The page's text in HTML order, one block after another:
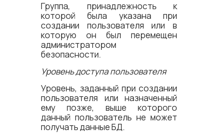
Группа, принадлежность к
которой была указана при
создании пользователя или в
которую он был перемещен
администратором
безопасности.
Уровень доступа пользователя
Уровень, заданный при создании
пользователя или назначенный
ему позже, выше которого
данный пользователь не может
получать данные БД.